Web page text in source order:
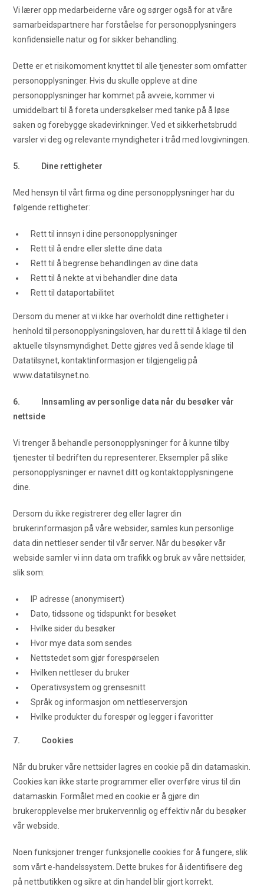
Vi lærer opp medarbeiderne våre og sørger også for at våre
samarbeidspartnere har forståelse for personopplysningers
konfidensielle natur og for sikker behandling.
Dette er et risikomoment knyttet til alle tjenester som omfatter
personopplysninger. Hvis du skulle oppleve at dine
personopplysninger har kommet på avveie, kommer vi
umiddelbart til å foreta undersøkelser med tanke på å løse
saken og forebygge skadevirkninger. Ved et sikkerhetsbrudd
varsler vi deg og relevante myndigheter i tråd med lovgivningen.
5. Dine rettigheter
Med hensyn til vårt firma og dine personopplysninger har du
følgende rettigheter:
Rett til innsyn i dine personopplysninger
Rett til å endre eller slette dine data
Rett til å begrense behandlingen av dine data
Rett til å nekte at vi behandler dine data
Rett til dataportabilitet
Dersom du mener at vi ikke har overholdt dine rettigheter i
henhold til personopplysningsloven, har du rett til å klage til den
aktuelle tilsynsmyndighet. Dette gjøres ved å sende klage til
Datatilsynet, kontaktinformasjon er tilgjengelig på
www.datatilsynet.no.
6. Innsamling av personlige data når du besøker vår
nettside
Vi trenger å behandle personopplysninger for å kunne tilby
tjenester til bedriften du representerer. Eksempler på slike
personopplysninger er navnet ditt og kontaktopplysningene
dine.
Dersom du ikke registrerer deg eller lagrer din
brukerinformasjon på våre websider, samles kun personlige
data din nettleser sender til vår server. Når du besøker vår
webside samler vi inn data om trafikk og bruk av våre nettsider,
slik som:
IP adresse (anonymisert)
Dato, tidssone og tidspunkt for besøket
Hvilke sider du besøker
Hvor mye data som sendes
Nettstedet som gjør forespørselen
Hvilken nettleser du bruker
Operativsystem og grensesnitt
Språk og informasjon om nettleserversjon
Hvilke produkter du forespør og legger i favoritter
7. Cookies
Når du bruker våre nettsider lagres en cookie på din datamaskin.
Cookies kan ikke starte programmer eller overføre virus til din
datamaskin. Formålet med en cookie er å gjøre din
brukeropplevelse mer brukervennlig og effektiv når du besøker
vår webside.
Noen funksjoner trenger funksjonelle cookies for å fungere, slik
som vårt e-handelssystem. Dette brukes for å identifisere deg
på nettbutikken og sikre at din handel blir gjort korrekt.